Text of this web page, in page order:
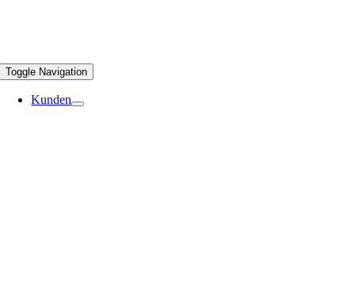
Toggle Navigation
Kunden